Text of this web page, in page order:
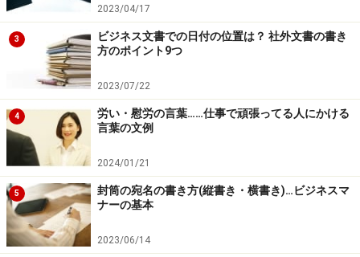
相手のことを気遣って、退職の挨拶メールにはできるだ
け早く返信しましょう。
退職の挨拶メール3：「退職理由」「転職
先」はむやみに聞かない
人によって退職理由には、聞かれたくないことや詮索さ
れたくないことがあります。
差出人が、退職の理由や次の所属先を記載していなかっ
た場合は、むやみに聞き出すことは控えた方が無難で
2023/04/17
3
ビジネス文書での日付の位置は？ 社外文書の書き
方のポイント9つ
2023/07/22
4
労い・慰労の言葉……仕事で頑張ってる人にかける
言葉の文例
2024/01/21
5
封筒の宛名の書き方(縦書き・横書き)…ビジネスマ
ナーの基本
2023/06/14